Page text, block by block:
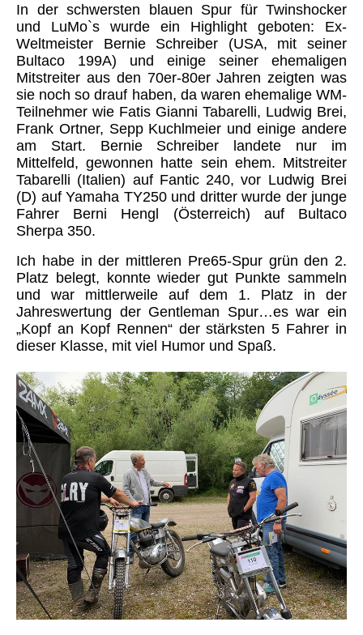
In der schwersten blauen Spur für Twinshocker
und LuMo`s wurde ein Highlight geboten: Ex-
Weltmeister Bernie Schreiber (USA, mit seiner
Bultaco 199A) und einige seiner ehemaligen
Mitstreiter aus den 70er-80er Jahren zeigten was
sie noch so drauf haben, da waren ehemalige WM-
Teilnehmer wie Fatis Gianni Tabarelli, Ludwig Brei,
Frank Ortner, Sepp Kuchlmeier und einige andere
am Start. Bernie Schreiber landete nur im
Mittelfeld, gewonnen hatte sein ehem. Mitstreiter
Tabarelli (Italien) auf Fantic 240, vor Ludwig Brei
(D) auf Yamaha TY250 und dritter wurde der junge
Fahrer Berni Hengl (Österreich) auf Bultaco
Sherpa 350.
Ich habe in der mittleren Pre65-Spur grün den 2.
Platz belegt, konnte wieder gut Punkte sammeln
und war mittlerweile auf dem 1. Platz in der
Jahreswertung der Gentleman Spur…es war ein
„Kopf an Kopf Rennen“ der stärksten 5 Fahrer in
dieser Klasse, mit viel Humor und Spaß.